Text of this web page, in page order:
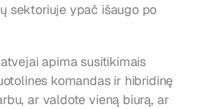
sektoriuje ypač išaugo po
apima susitikimais
komandas ir hibridinę
ar valdote vieną biurą, ar